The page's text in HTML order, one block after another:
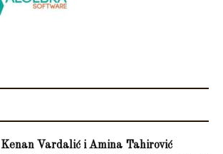
Kenan Vardalić i Amina Tahirović